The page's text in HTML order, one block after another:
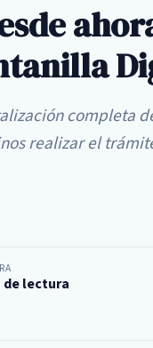
completa
realizar el
de lectura